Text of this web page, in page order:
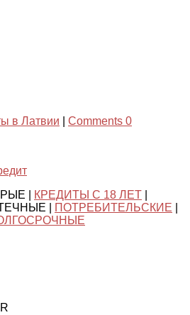
в Латвии
Comments 0
|
КРЕДИТЫ С 18 ЛЕТ
| ПОТРЕБИТЕЛЬСКИЕ